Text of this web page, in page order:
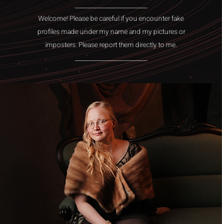
__________________________
Welcome! Please be careful if you encounter fake
profiles made under my name and my pictures or
imposters. Please report them directly to me.
__________________________